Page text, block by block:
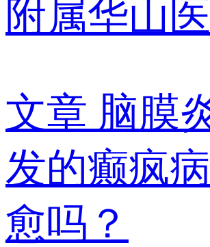
附属华山
文章 脑膜
发的癫疯
愈吗？